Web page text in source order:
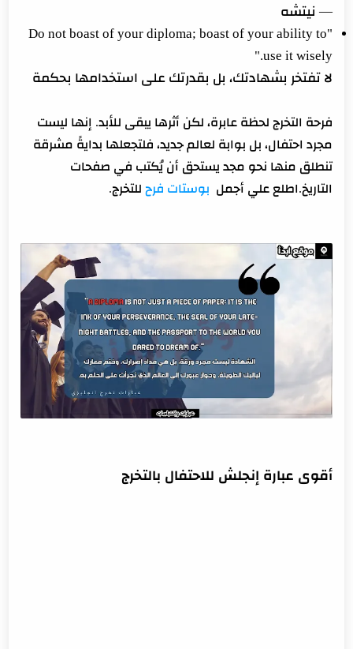
— نيتشه
"Do not boast of your diploma; boast of your ability to
use it wisely."
لا تفتخر بشهادتك، بل بقدرتك على استخدامها بحكمة
فرحة التخرج لحظة عابرة، لكن أثرها يبقى للأبد. إنها ليست
مجرد احتفال، بل بوابة لعالم جديد، فلتجعلها بدايةً مشرقة
تنطلق منها نحو مجد يستحق أن يُكتب في صفحات
التاريخ.اطلع علي أجمل بوستات فرح للتخرج.
أقوى عبارة إنجلش للاحتفال بالتخرج